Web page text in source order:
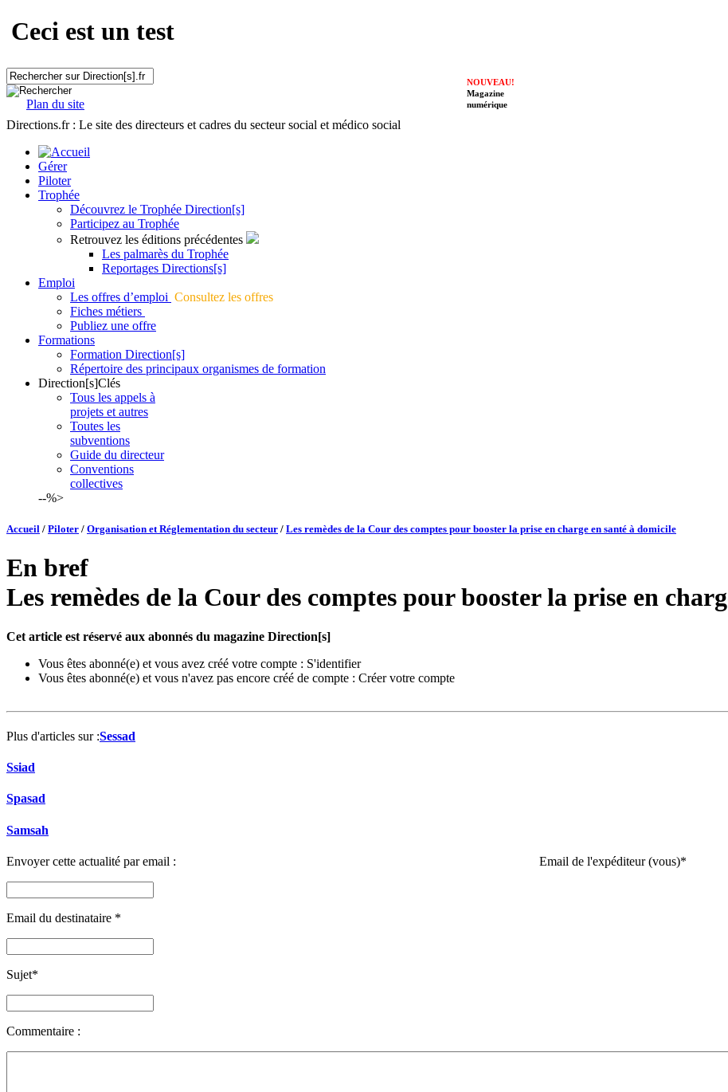
Ceci est un test
Plan du site
NOUVEAU!
Magazine
numérique
Directions.fr : Le site des directeurs et cadres du secteur social et médico social
Gérer
Piloter
Trophée
Découvrez le Trophée Direction[s]
Participez au Trophée
Retrouvez les éditions précédentes
Les palmarès du Trophée
Reportages Directions[s]
Emploi
Les offres d’emploi Consultez les offres
Fiches métiers
Publiez une offre
Formations
Formation Direction[s]
Répertoire des principaux organismes de formation
Direction[s]Clés
Tous les appels à
projets et autres
Toutes les
subventions
Guide du directeur
Conventions
collectives
--%>
Accueil / Piloter / Organisation et Réglementation du secteur / Les remèdes de la Cour des comptes pour booster la prise en charge en santé à domicile
En bref
Les remèdes de la Cour des comptes pour booster la prise en
Cet article est réservé aux abonnés du magazine Direction[s]
Vous êtes abonné(e) et vous avez créé votre compte : S'identifier
Vous êtes abonné(e) et vous n'avez pas encore créé de compte : Créer votre compte
Plus d'articles sur :Sessad
Ssiad
Spasad
Samsah
Envoyer cette actualité par email : Email de l'expéditeur (vous)*
Email du destinataire *
Sujet*
Commentaire :